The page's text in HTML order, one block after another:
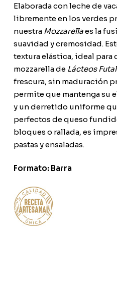
Elaborada con leche de
libremente en los verdes
nuestra Mozzarellaes la
suavidad y cremosidad.
textura elástica, ideal para
mozzarella de Lácteos
frescura, sin maduración
permite que mantenga su
y un derretido uniforme
perfectos de queso
bloques o rallada, es
pastas y ensaladas.
Formato: Barra